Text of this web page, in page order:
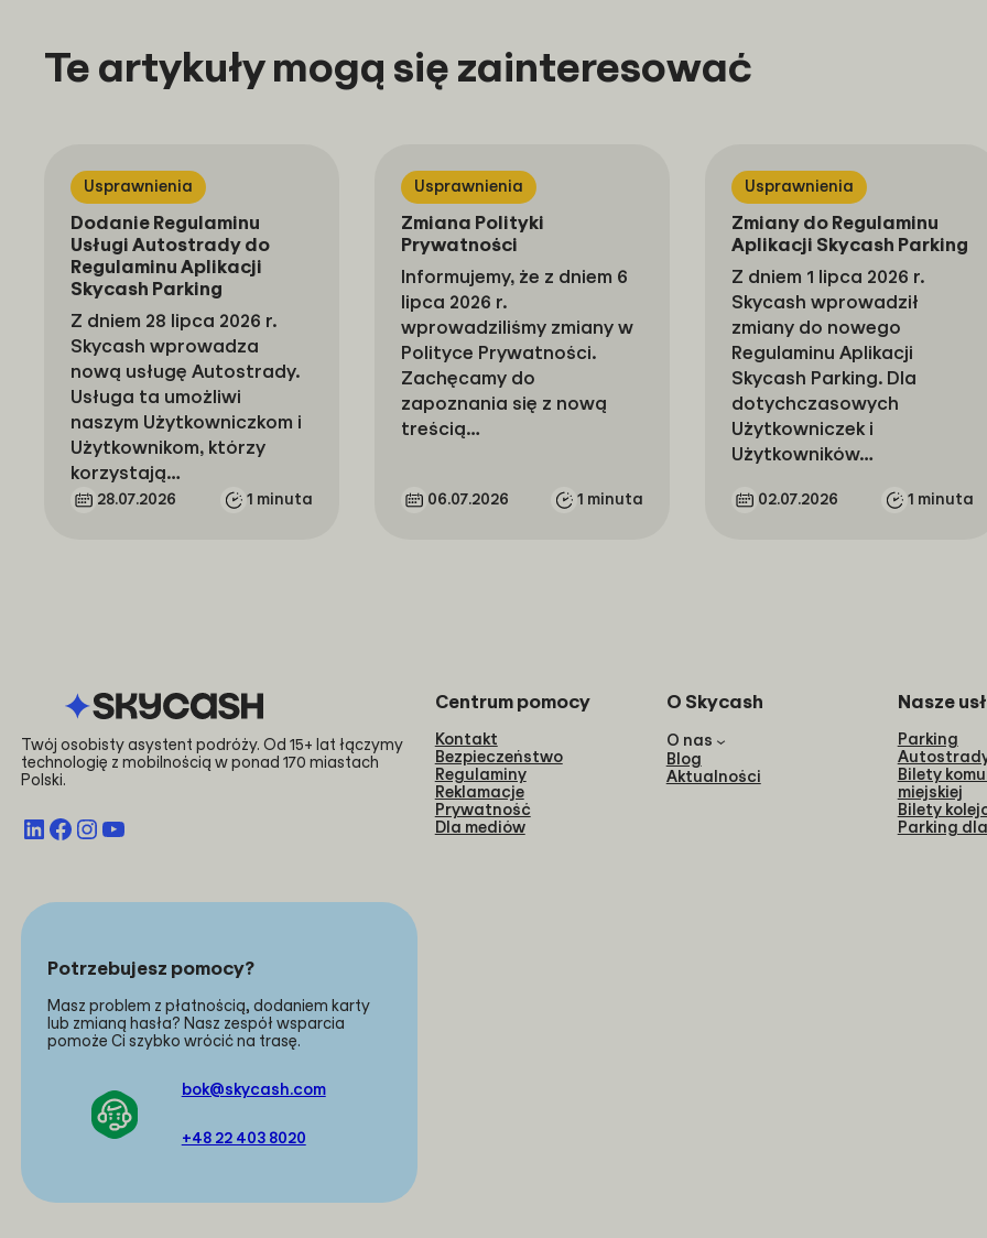
Te artykuły mogą się zainteresować
Usprawnienia
Dodanie Regulaminu
Usługi Autostrady do
Regulaminu Aplikacji
Skycash Parking
Z dniem 28 lipca 2026 r.
Skycash wprowadza
nową usługę Autostrady.
Usługa ta umożliwi
naszym Użytkowniczkom i
Użytkownikom, którzy
korzystają…
28.07.2026 1 minuta
Usprawnienia
Zmiana Polityki
Prywatności
Informujemy, że z dniem 6
lipca 2026 r.
wprowadziliśmy zmiany w
Polityce Prywatności.
Zachęcamy do
zapoznania się z nową
treścią…
06.07.2026 1 minuta
Usprawnienia
Zmiany do Regulaminu
Aplikacji Skycash Parking
Z dniem 1 lipca 2026 r.
Skycash wprowadził
zmiany do nowego
Regulaminu Aplikacji
Skycash Parking. Dla
dotychczasowych
Użytkowniczek i
Użytkowników…
02.07.2026 1 minuta
Twój osobisty asystent podróży. Od 15+ lat łączymy
technologię z mobilnością w ponad 170 miastach
Polski.
LinkedIn Facebook Instagram YouTube
Potrzebujesz pomocy?
Masz problem z płatnością, dodaniem karty
lub zmianą hasła? Nasz zespół wsparcia
pomoże Ci szybko wrócić na trasę.
bok@skycash.com
+48 22 403 8020
Centrum pomocy
Kontakt
Bezpieczeństwo
Regulaminy
Reklamacje
Prywatność
Dla mediów
O Skycash
O nas
Blog
Aktualności
Nasze
Parking
Bilety
miejskiej
Bilety
Parking